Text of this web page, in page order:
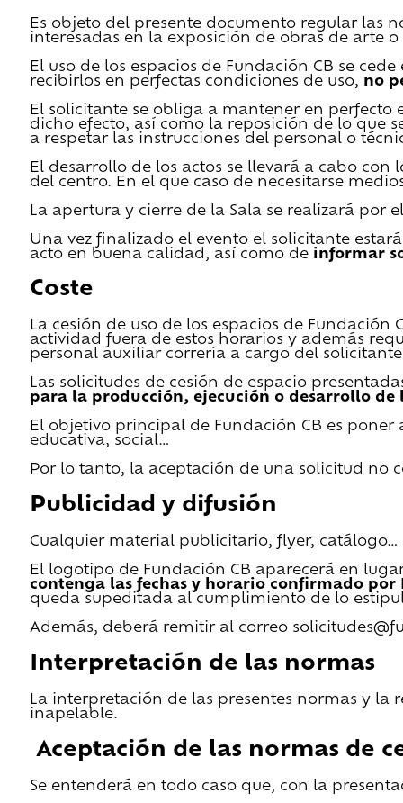
Es objeto del presente documento regular las
interesadas en la exposición de obras de arte
El uso de los espacios de Fundación CB se
recibirlos en perfectas condiciones de uso, no
El solicitante se obliga a mantener en perfecto
dicho efecto, así como la reposición de lo que
a respetar las instrucciones del personal o
El desarrollo de los actos se llevará a cabo
del centro. En el que caso de necesitarse
La apertura y cierre de la Sala se realizará por
Una vez finalizado el evento el solicitante
acto en buena calidad, así como de informar
Coste
La cesión de uso de los espacios de
actividad fuera de estos horarios y además
personal auxiliar correría a cargo del
Las solicitudes de cesión de espacio
para la producción, ejecución o desarrollo de
El objetivo principal de Fundación CB es
educativa, social…
Por lo tanto, la aceptación de una solicitud no
Publicidad y difusión
Cualquier material publicitario, flyer, catálogo…
El logotipo de Fundación CB aparecerá en
contenga las fechas y horario confirmado por
queda supeditada al cumplimiento de lo
Además, deberá remitir al correo
Interpretación de las normas
La interpretación de las presentes normas y la
inapelable.
Aceptación de las normas de
Se entenderá en todo caso que, con la